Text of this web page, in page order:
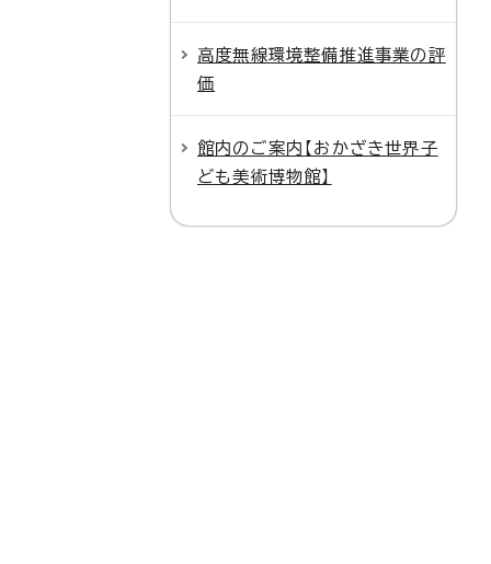
高度無線環境整備推進事業の評
価
館内のご案内【おかざき世界子
ども美術博物館】